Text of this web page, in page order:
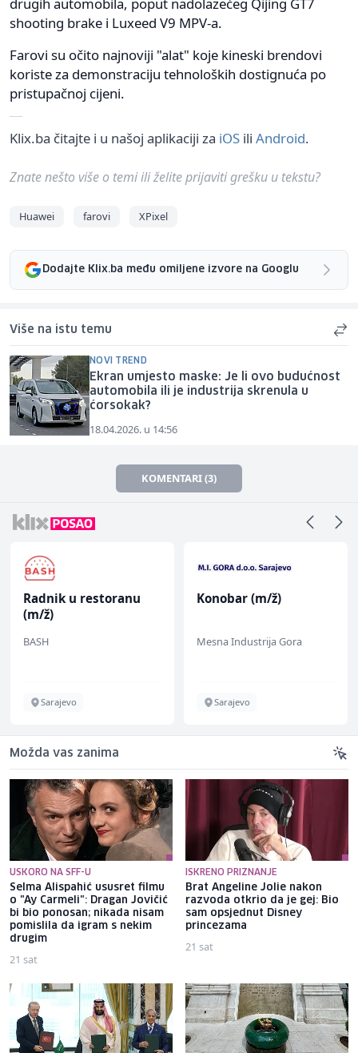
shooting brake i Luxeed V9 MPV-a.
Farovi su očito najnoviji "alat" koje kineski brendovi
koriste za demonstraciju tehnoloških dostignuća po
pristupačnoj cijeni.
Klix.ba čitajte i u našoj aplikaciji za iOS ili Android.
Znate nešto više o temi ili želite prijaviti grešku u tekstu?
Huawei farovi XPixel
Dodajte Klix.ba među omiljene izvore na Googlu
Više na istu temu
NOVI TREND
Ekran umjesto maske: Je li ovo budućnost
automobila ili je industrija skrenula u
ćorsokak?
18.04.2026. u 14:56
KOMENTARI (3)
Radnik u restoranu
(m/ž)
BASH
Sarajevo
Konobar (m/ž)
Mesna Industrija Gora
Sarajevo
Možda vas zanima
USKORO NA SFF-U
Selma Alispahić ususret filmu
o "Ay Carmeli": Dragan Jovičić
bi bio ponosan; nikada nisam
pomislila da igram s nekim
drugim
21 sat
ISKRENO PRIZNANJE
Brat Angeline Jolie nakon
razvoda otkrio da je gej: Bio
sam opsjednut Disney
princezama
21 sat